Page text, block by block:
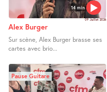
14 min
09 Juillet 2026
Alex Burger
Sur scène, Alex Burger brasse ses
cartes avec brio...
Pause Guitare